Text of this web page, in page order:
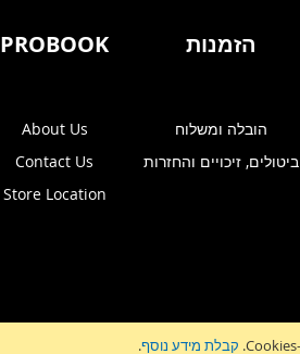
קבלת מידע נוסף.
הזמנות
הובלה ומשלוח
ביטולים, זיכויים והחזרות
PROBOOK
About Us
Contact Us
Store Location